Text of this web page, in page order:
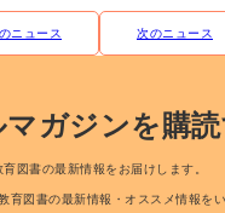
ニュース 次のニュース
マガジンを購
育図書の最新情報をお届けします。
育図書の最新情報・オススメ情報を